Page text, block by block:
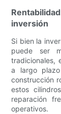
inversión
Si bien la
puede ser
tradicionales,
a largo
construcción
estos
reparación
operativos.